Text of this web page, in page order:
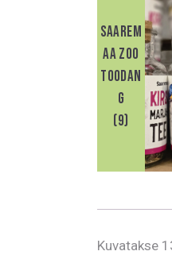
Saarem
aa Zoo
toodan
g
(9)
Kuvatakse